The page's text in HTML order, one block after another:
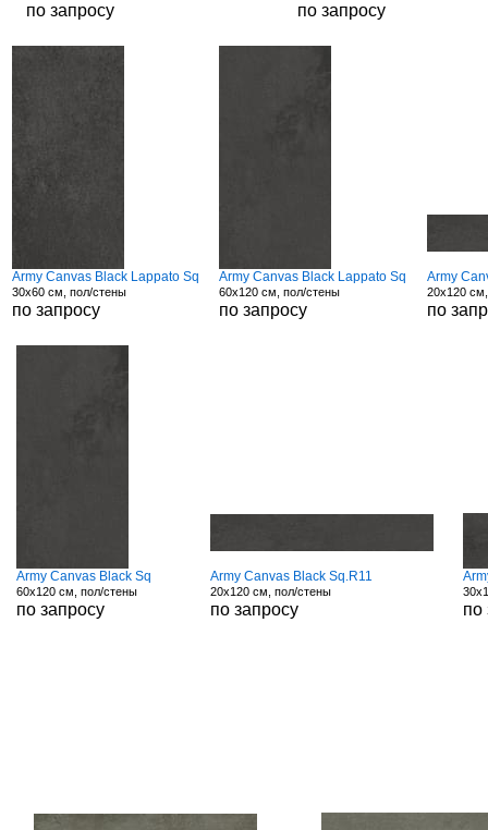
по запросу по запросу
Army Canvas Black Lappato Sq
30x60 см, пол/стены
по запросу
Army Canvas Black Lappato Sq
60x120 см, пол/стены
по запросу
Army
20x120
по
Army Canvas Black Sq
60x120 см, пол/стены
по запросу
Army Canvas Black Sq.R11
20x120 см, пол/стены
по запросу по